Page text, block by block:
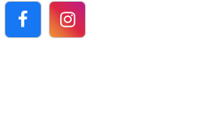
FacebookFacebook